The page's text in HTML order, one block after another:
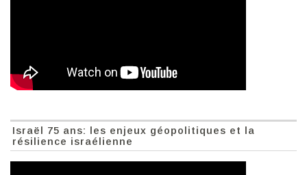
Israël 75 ans: les enjeux géopolitiques et la
résilience israélienne